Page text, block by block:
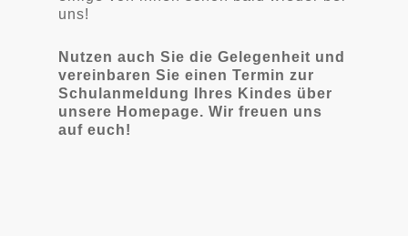
uns!
Nutzen auch Sie die Gelegenheit und
vereinbaren Sie einen Termin zur
Schulanmeldung Ihres Kindes über
unsere Homepage. Wir freuen uns
auf euch!